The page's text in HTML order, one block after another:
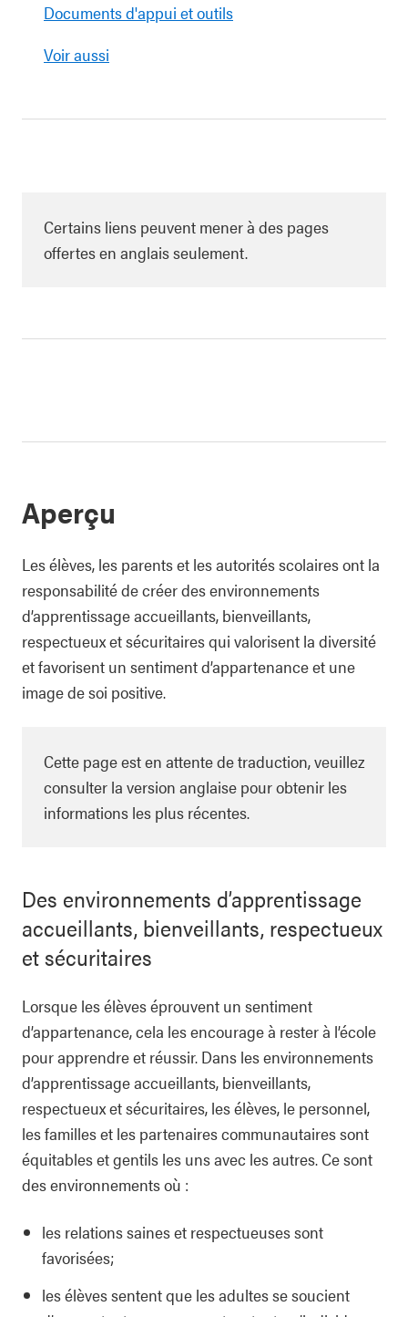
Documents d'appui et outils
Voir aussi
Certains liens peuvent mener à des pages
offertes en anglais seulement.
Aperçu
Les élèves, les parents et les autorités scolaires ont la
responsabilité de créer des environnements
d’apprentissage accueillants, bienveillants,
respectueux et sécuritaires qui valorisent la diversité
et favorisent un sentiment d’appartenance et une
image de soi positive.
Cette page est en attente de traduction, veuillez
consulter la version anglaise pour obtenir les
informations les plus récentes.
Des environnements d’apprentissage
accueillants, bienveillants, respectueux
et sécuritaires
Lorsque les élèves éprouvent un sentiment
d’appartenance, cela les encourage à rester à l’école
pour apprendre et réussir. Dans les environnements
d’apprentissage accueillants, bienveillants,
respectueux et sécuritaires, les élèves, le personnel,
les familles et les partenaires communautaires sont
équitables et gentils les uns avec les autres. Ce sont
des environnements où :
les relations saines et respectueuses sont
favorisées;
les élèves sentent que les adultes se soucient